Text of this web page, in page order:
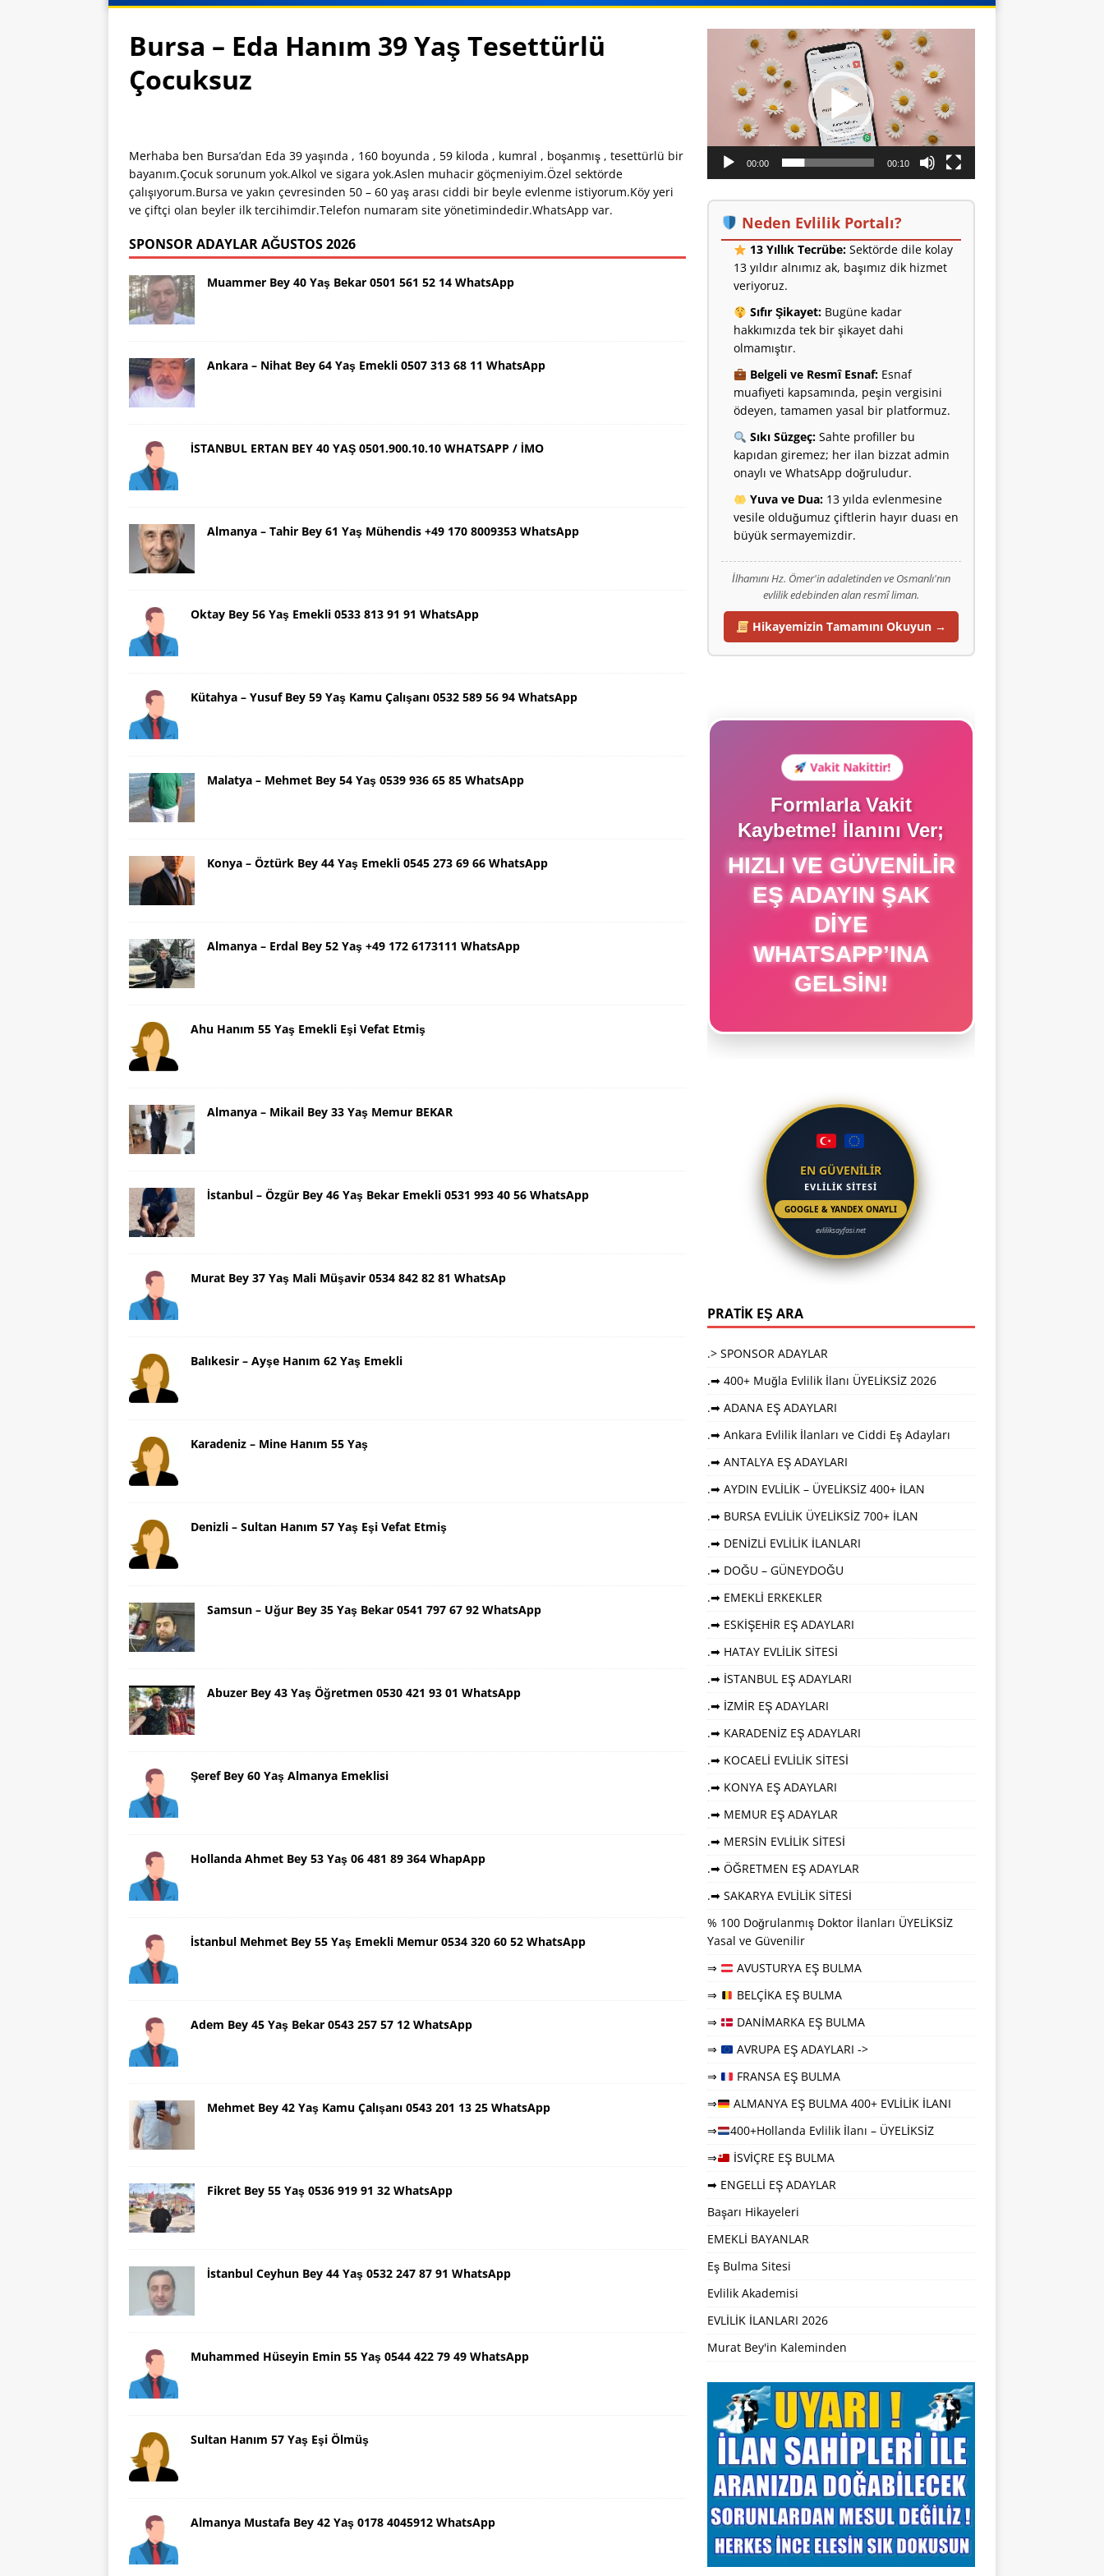
Bursa – Eda Hanım 39 Yaş Tesettürlü
Çocuksuz
Merhaba ben Bursa’dan Eda 39 yaşında , 160 boyunda , 59 kiloda , kumral , boşanmış , tesettürlü bir
bayanım.Çocuk sorunum yok.Alkol ve sigara yok.Aslen muhacir göçmeniyim.Özel sektörde
çalışıyorum.Bursa ve yakın çevresinden 50 – 60 yaş arası ciddi bir beyle evlenme istiyorum.Köy yeri
ve çiftçi olan beyler ilk tercihimdir.Telefon numaram site yönetimindedir.WhatsApp var.
SPONSOR ADAYLAR AĞUSTOS 2026
Muammer Bey 40 Yaş Bekar 0501 561 52 14 WhatsApp
Ankara – Nihat Bey 64 Yaş Emekli 0507 313 68 11 WhatsApp
İSTANBUL ERTAN BEY 40 YAŞ 0501.900.10.10 WHATSAPP / İMO
Almanya – Tahir Bey 61 Yaş Mühendis +49 170 8009353 WhatsApp
Oktay Bey 56 Yaş Emekli 0533 813 91 91 WhatsApp
Kütahya – Yusuf Bey 59 Yaş Kamu Çalışanı 0532 589 56 94 WhatsApp
Malatya – Mehmet Bey 54 Yaş 0539 936 65 85 WhatsApp
Konya – Öztürk Bey 44 Yaş Emekli 0545 273 69 66 WhatsApp
Almanya – Erdal Bey 52 Yaş +49 172 6173111 WhatsApp
Ahu Hanım 55 Yaş Emekli Eşi Vefat Etmiş
Almanya – Mikail Bey 33 Yaş Memur BEKAR
İstanbul – Özgür Bey 46 Yaş Bekar Emekli 0531 993 40 56 WhatsApp
Murat Bey 37 Yaş Mali Müşavir 0534 842 82 81 WhatsAp
Balıkesir – Ayşe Hanım 62 Yaş Emekli
Karadeniz – Mine Hanım 55 Yaş
Denizli – Sultan Hanım 57 Yaş Eşi Vefat Etmiş
Samsun – Uğur Bey 35 Yaş Bekar 0541 797 67 92 WhatsApp
Abuzer Bey 43 Yaş Öğretmen 0530 421 93 01 WhatsApp
Şeref Bey 60 Yaş Almanya Emeklisi
Hollanda Ahmet Bey 53 Yaş 06 481 89 364 WhapApp
İstanbul Mehmet Bey 55 Yaş Emekli Memur 0534 320 60 52 WhatsApp
Adem Bey 45 Yaş Bekar 0543 257 57 12 WhatsApp
Mehmet Bey 42 Yaş Kamu Çalışanı 0543 201 13 25 WhatsApp
Fikret Bey 55 Yaş 0536 919 91 32 WhatsApp
İstanbul Ceyhun Bey 44 Yaş 0532 247 87 91 WhatsApp
Muhammed Hüseyin Emin 55 Yaş 0544 422 79 49 WhatsApp
Sultan Hanım 57 Yaş Eşi Ölmüş
Almanya Mustafa Bey 42 Yaş 0178 4045912 WhatsApp
oynatıcı
00:00 00:10
Neden Evlilik Portalı?
13 Yıllık Tecrübe:Sektörde dile kolay
13 yıldır alnımız ak, başımız dik hizmet
veriyoruz.
Sıfır Şikayet:Bugüne kadar
hakkımızda tek bir şikayet dahi
olmamıştır.
Belgeli ve Resmî Esnaf:Esnaf
muafiyeti kapsamında, peşin vergisini
ödeyen, tamamen yasal bir platformuz.
Sıkı Süzgeç:Sahte profiller bu
kapıdan giremez; her ilan bizzat admin
onaylı ve WhatsApp doğruludur.
Yuva ve Dua:13 yılda evlenmesine
vesile olduğumuz çiftlerin hayır duası en
büyük sermayemizdir.
İlhamını Hz. Ömer'in adaletinden ve Osmanlı'nın
evlilik edebinden alan resmî liman.
Hikayemizin Tamamını Okuyun →
Vakit Nakittir!
Formlarla Vakit
Kaybetme! İlanını Ver;
HIZLI VE GÜVENILIR
EŞ ADAYIN ŞAK
DIYE
WHATSAPP’INA
GELSIN!
EN GÜVENİLİR
EVLİLİK SİTESİ
GOOGLE & YANDEX ONAYLI
PRATİK EŞ ARA
.> SPONSOR ADAYLAR
.➡ 400+ Muğla Evlilik İlanı ÜYELİKSİZ 2026
.➡ ADANA EŞ ADAYLARI
.➡ Ankara Evlilik İlanları ve Ciddi Eş Adayları
.➡ ANTALYA EŞ ADAYLARI
.➡ AYDIN EVLİLİK – ÜYELİKSİZ 400+ İLAN
.➡ BURSA EVLİLİK ÜYELİKSİZ 700+ İLAN
.➡ DENİZLİ EVLİLİK İLANLARI
.➡ DOĞU – GÜNEYDOĞU
.➡ EMEKLİ ERKEKLER
.➡ ESKİŞEHİR EŞ ADAYLARI
.➡ HATAY EVLİLİK SİTESİ
.➡ İSTANBUL EŞ ADAYLARI
.➡ İZMİR EŞ ADAYLARI
.➡ KARADENİZ EŞ ADAYLARI
.➡ KOCAELİ EVLİLİK SİTESİ
.➡ KONYA EŞ ADAYLARI
.➡ MEMUR EŞ ADAYLAR
.➡ MERSİN EVLİLİK SİTESİ
.➡ ÖĞRETMEN EŞ ADAYLAR
.➡ SAKARYA EVLİLİK SİTESİ
% 100 Doğrulanmış Doktor İlanları ÜYELİKSİZ
Yasal ve Güvenilir
⇒
AVUSTURYA EŞ BULMA
⇒
BELÇİKA EŞ BULMA
⇒
DANİMARKA EŞ BULMA
⇒
AVRUPA EŞ ADAYLARI ->
⇒
FRANSA EŞ BULMA
⇒
ALMANYA EŞ BULMA 400+ EVLİLİK İLANI
⇒
400+Hollanda Evlilik İlanı – ÜYELİKSİZ
⇒
İSVİÇRE EŞ BULMA
➡ ENGELLİ EŞ ADAYLAR
Başarı Hikayeleri
EMEKLİ BAYANLAR
Eş Bulma Sitesi
Evlilik Akademisi
EVLİLİK İLANLARI 2026
Murat Bey'in Kaleminden